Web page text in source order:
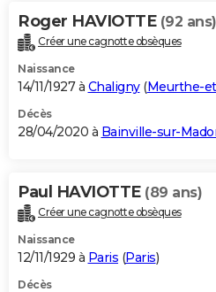
Bricolage
Lifestyle
Culture
Sport
Auto
Television
Voyage
Cinema
Roger HAVIOTTE (92 ans)
Créer une cagnotte obsèques
Naissance
14/11/1927 à Chaligny(Meurthe-
Décès
28/04/2020 à Bainville-sur-
Paul HAVIOTTE (89 ans)
Créer une cagnotte obsèques
Naissance
12/11/1929 à Paris (Paris)
Décès